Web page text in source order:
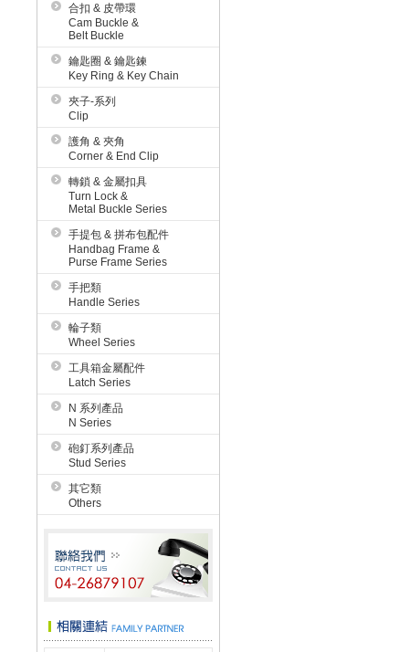
合扣 & 皮帶環
Cam Buckle &
Belt Buckle
鑰匙圈 & 鑰匙鍊
Key Ring & Key Chain
夾子-系列
Clip
護角 & 夾角
Corner & End Clip
轉鎖 & 金屬扣具
Turn Lock &
Metal Buckle Series
手提包 & 拼布包配件
Handbag Frame &
Purse Frame Series
手把類
Handle Series
輪子類
Wheel Series
工具箱金屬配件
Latch Series
N 系列產品
N Series
砲釘系列產品
Stud Series
其它類
Others